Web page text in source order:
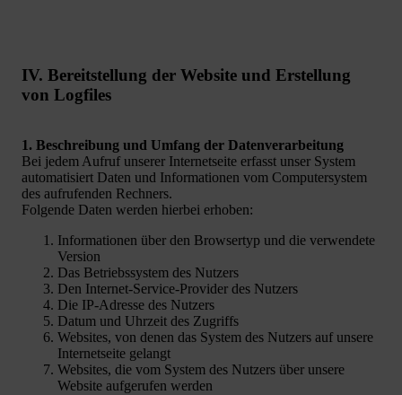
IV. Bereitstellung der Website und Erstellung
von Logfiles
1. Beschreibung und Umfang der Datenverarbeitung
Bei jedem Aufruf unserer Internetseite erfasst unser System
automatisiert Daten und Informationen vom Computersystem
des aufrufenden Rechners.
Folgende Daten werden hierbei erhoben:
Informationen über den Browsertyp und die verwendete
Version
Das Betriebssystem des Nutzers
Den Internet-Service-Provider des Nutzers
Die IP-Adresse des Nutzers
Datum und Uhrzeit des Zugriffs
Websites, von denen das System des Nutzers auf unsere
Internetseite gelangt
Websites, die vom System des Nutzers über unsere
Website aufgerufen werden